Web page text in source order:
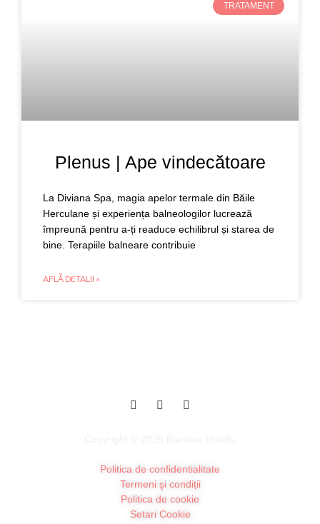
TRATAMENT
Plenus | Ape vindecătoare
La Diviana Spa, magia apelor termale din Băile
Herculane și experiența balneologilor lucrează
împreună pentru a-ți readuce echilibrul și starea de
bine. Terapiile balneare contribuie
AFLĂ DETALII »
Politica de confidentialitate
Termeni şi condiții
Politica de cookie
Setari Cookie